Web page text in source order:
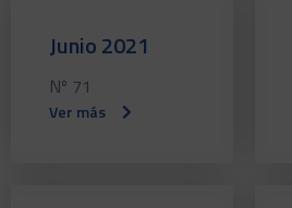
Junio 2021
Nº 71
Ver más